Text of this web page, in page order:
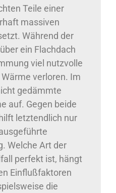
Teile einer
massiven
Während der
ein Flachdach
viel nutzvolle
verloren. Im
gedämmte
auf. Gegen beide
letztendlich nur
Welche Art der
perfekt ist, hängt
Einflußfaktoren
die